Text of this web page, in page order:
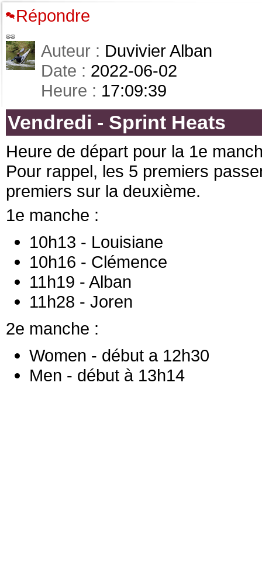
Répondre
Auteur : Duvivier Alban
Date : 2022-06-02
Heure : 17:09:39
Vendredi - Sprint Heats
Heure de départ pour la 1e
Pour rappel, les 5 premiers
premiers sur la deuxième.
1e manche :
10h13 - Louisiane
10h16 - Clémence
11h19 - Alban
11h28 - Joren
2e manche :
Women - début a 12h30
Men - début à 13h14